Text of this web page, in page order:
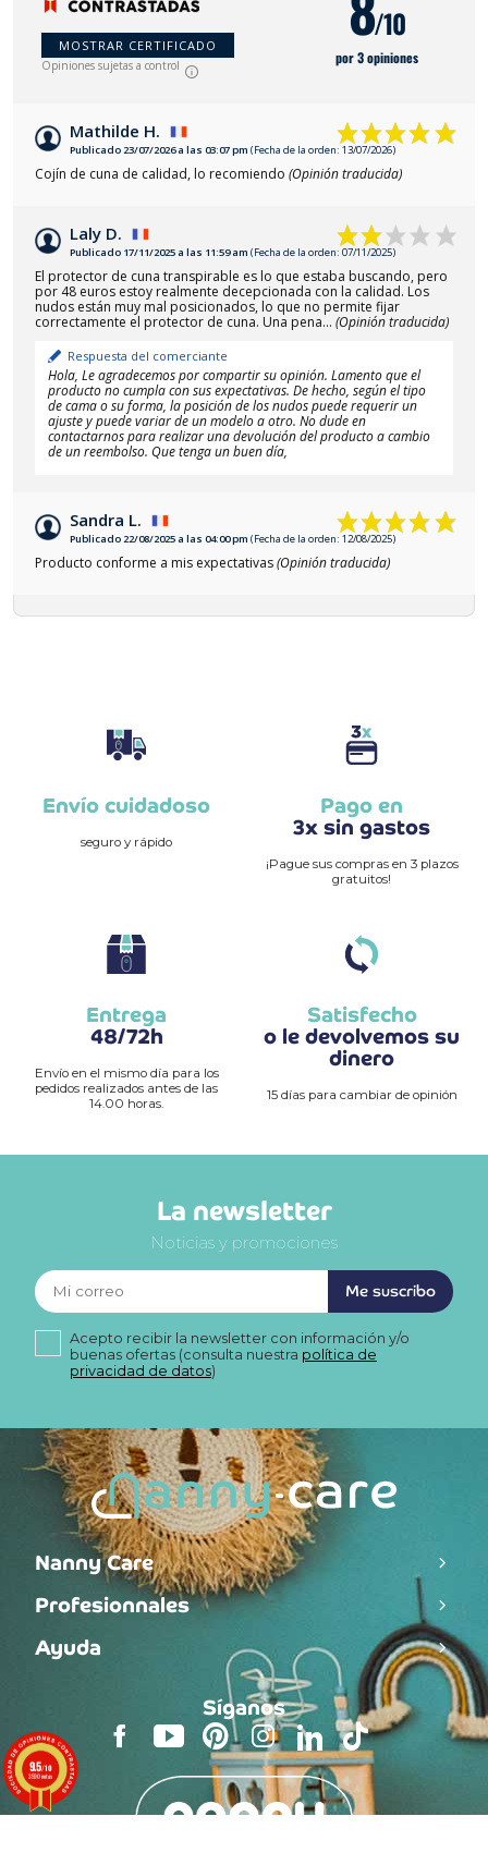
MOSTRAR CERTIFICADO
Opiniones sujetas a control
/10
por 3 opiniones
Mathilde H.
Publicado 23/07/2026 a las 03:07 pm (Fecha de la orden: 13/07/2026)
Cojín de cuna de calidad, lo recomiendo (Opinión traducida)
Laly D.
Publicado 17/11/2025 a las 11:59 am (Fecha de la orden: 07/11/2025)
El protector de cuna transpirable es lo que estaba buscando, pero
por 48 euros estoy realmente decepcionada con la calidad. Los
nudos están muy mal posicionados, lo que no permite fijar
correctamente el protector de cuna. Una pena... (Opinión traducida)
Respuesta del comerciante
Hola, Le agradecemos por compartir su opinión. Lamento que el
producto no cumpla con sus expectativas. De hecho, según el tipo
de cama o su forma, la posición de los nudos puede requerir un
ajuste y puede variar de un modelo a otro. No dude en
contactarnos para realizar una devolución del producto a cambio
de un reembolso. Que tenga un buen día,
Sandra L.
Publicado 22/08/2025 a las 04:00 pm (Fecha de la orden: 12/08/2025)
Producto conforme a mis expectativas(Opinión traducida)
Envío cuidadoso
seguro y rápido
Pago en
3x sin gastos
¡Pague sus compras en 3 plazos
gratuitos!
Entrega
48/72h
Envío en el mismo día para los
pedidos realizados antes de las
14.00 horas.
Satisfecho
o le devolvemos su
dinero
15 días para cambiar de opinión
La newsletter
Noticias y promociones
Me suscribo
Acepto recibir la newsletter con información y/o
buenas ofertas (consulta nuestra política de
privacidad de datos)
Nanny Care
Profesionnales
Ayuda
Síganos
9.5/10
3590 notas